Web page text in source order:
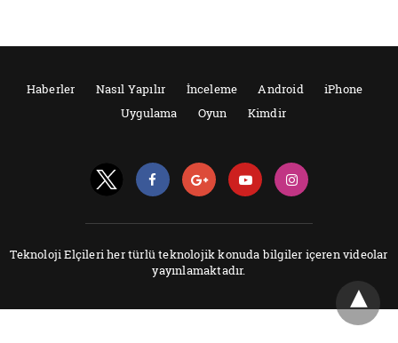
Haberler Nasıl Yapılır İnceleme Android
iPhone
Uygulama
Oyun Kimdir
Teknoloji Elçileri her türlü teknolojik konuda bilgiler içeren videolar
yayınlamaktadır.